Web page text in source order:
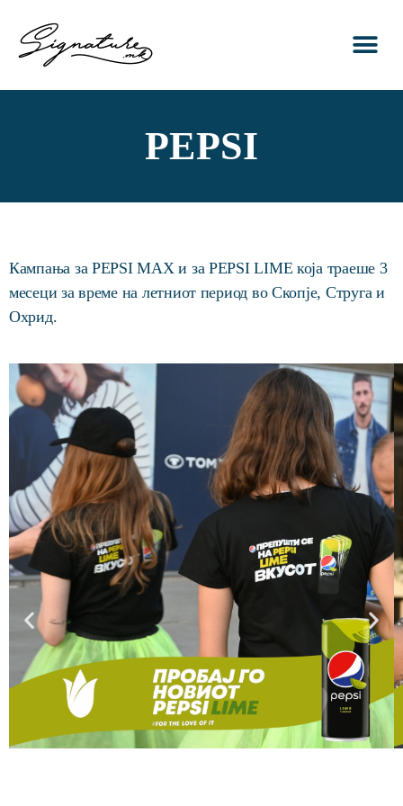
PEPSI
Кампања за PEPSI MAX и за PEPSI LIME која траеше 3
месеци за време на летниот период во Скопје, Струга и
Охрид.